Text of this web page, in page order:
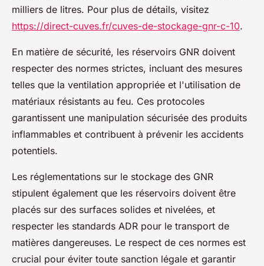
milliers de litres. Pour plus de détails, visitez
https://direct-cuves.fr/cuves-de-stockage-gnr-c-10.
En matière de sécurité, les réservoirs GNR doivent
respecter des normes strictes, incluant des mesures
telles que la ventilation appropriée et l'utilisation de
matériaux résistants au feu. Ces protocoles
garantissent une manipulation sécurisée des produits
inflammables et contribuent à prévenir les accidents
potentiels.
Les réglementations sur le stockage des GNR
stipulent également que les réservoirs doivent être
placés sur des surfaces solides et nivelées, et
respecter les standards ADR pour le transport de
matières dangereuses. Le respect de ces normes est
crucial pour éviter toute sanction légale et garantir